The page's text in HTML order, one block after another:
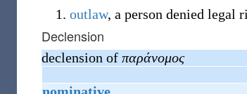
outlaw, a person denied legal
Declension
declension of παράνομος